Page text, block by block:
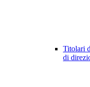
Titolari
di